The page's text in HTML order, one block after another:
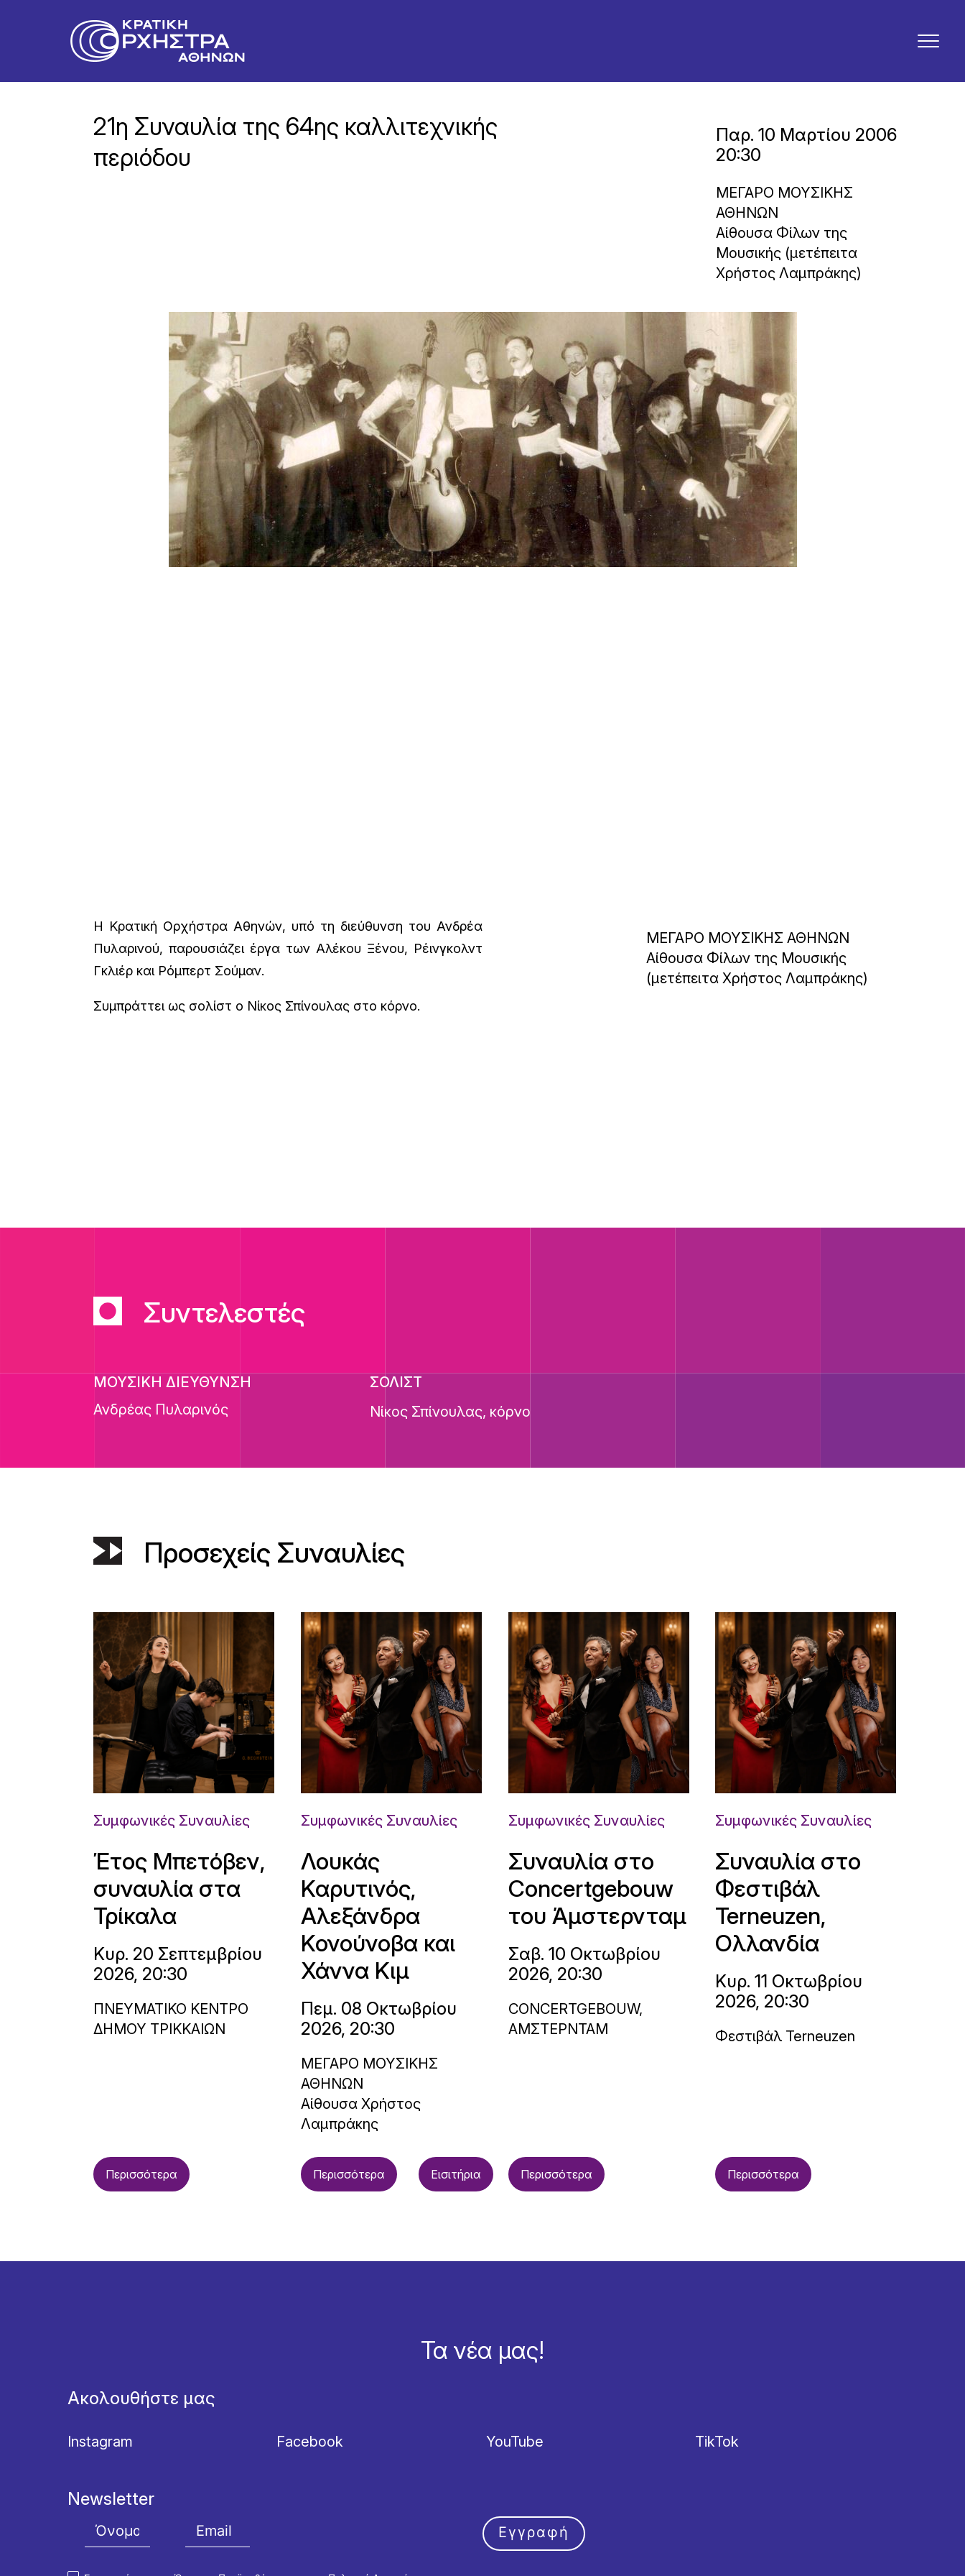
21η Συναυλία της 64ης καλλιτεχνικής
περιόδου
Παρ. 10 Μαρτίου 2006
20:30
ΜΕΓΑΡΟ ΜΟΥΣΙΚΗΣ
ΑΘΗΝΩΝ
Αίθουσα Φίλων της
Μουσικής (μετέπειτα
Χρήστος Λαμπράκης)
Η Κρατική Ορχήστρα Αθηνών, υπό τη διεύθυνση του Ανδρέα
Πυλαρινού, παρουσιάζει έργα των Αλέκου Ξένου, Ρέινγκολντ
Γκλιέρ και Ρόμπερτ Σούμαν.
Συμπράττει ως σολίστ ο Νίκος Σπίνουλας στο κόρνο.
ΜΕΓΑΡΟ ΜΟΥΣΙΚΗΣ ΑΘΗΝΩΝ
Αίθουσα Φίλων της Μουσικής
(μετέπειτα Χρήστος Λαμπράκης)
Συντελεστές
ΜΟΥΣΙΚΗ ΔΙΕΥΘΥΝΣΗ
Ανδρέας Πυλαρινός
ΣΟΛΙΣΤ
Νίκος Σπίνουλας, κόρνο
Προσεχείς Συναυλίες
Συμφωνικές Συναυλίες
Έτος Μπετόβεν,
συναυλία στα
Τρίκαλα
Κυρ. 20 Σεπτεμβρίου
2026, 20:30
ΠΝΕΥΜΑΤΙΚΟ ΚΕΝΤΡΟ
ΔΗΜΟΥ ΤΡΙΚΚΑΙΩΝ
Περισσότερα
Συμφωνικές Συναυλίες
Λουκάς
Καρυτινός,
Αλεξάνδρα
Κονούνοβα και
Χάννα Κιμ
Πεμ. 08 Οκτωβρίου
2026, 20:30
ΜΕΓΑΡΟ ΜΟΥΣΙΚΗΣ
ΑΘΗΝΩΝ
Αίθουσα Χρήστος
Λαμπράκης
Περισσότερα Εισιτήρια
Συμφωνικές Συναυλίες
Συναυλία στο
Concertgebouw
του Άμστερνταμ
Σαβ. 10 Οκτωβρίου
2026, 20:30
CONCERTGEBOUW,
ΑΜΣΤΕΡΝΤΑΜ
Περισσότερα
Συμφωνικές Συναυλίες
Συναυλία στο
Φεστιβάλ
Terneuzen,
Ολλανδία
Κυρ. 11 Οκτωβρίου
2026, 20:30
Φεστιβάλ Terneuzen
Περισσότερα
Τα νέα μας!
Ακολουθήστε μας
Instagram Facebook YouTube TikTok
Newsletter
Εγγραφή